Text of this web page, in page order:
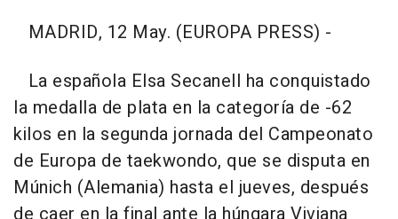
MADRID, 12 May. (EUROPA PRESS) -
La española Elsa Secanell ha conquistado
la medalla de plata en la categoría de -62
kilos en la segunda jornada del Campeonato
de Europa de taekwondo, que se disputa en
Múnich (Alemania) hasta el jueves, después